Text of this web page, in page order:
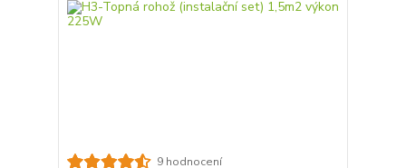
9 hodnocení